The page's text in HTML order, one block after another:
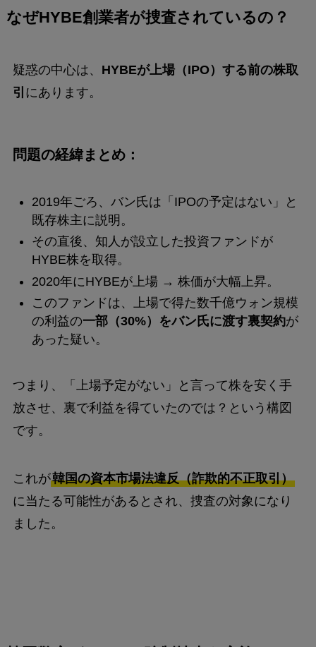
なぜHYBE創業者が捜査されているの？
疑惑の中心は、 HYBEが上場（IPO）する前の株取
引 にあります。
問題の経緯まとめ：
2019年ごろ、バン氏は「IPOの予定はない」と
既存株主に説明。
その直後、知人が設立した投資ファンドが
HYBE株を取得。
2020年にHYBEが上場 → 株価が大幅上昇。
このファンドは、上場で得た数千億ウォン規模
の利益の一部（30%）をバン氏に渡す裏契約が
あった疑い。
つまり、「上場予定がない」と言って株を安く手
放させ、裏で利益を得ていたのでは？という構図
です。
これが韓国の資本市場法違反（詐欺的不正取引）
に当たる可能性があるとされ、捜査の対象になり
ました。